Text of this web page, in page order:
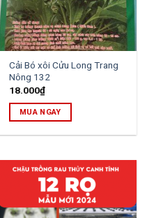
Cải Bó xôi Cửu Long Trang
Nông 132
18.000₫
MUA NGAY